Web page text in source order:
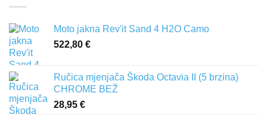
Moto jakna Rev'it Sand 4 H2O Camo
522,80 €
Ručica mjenjača Škoda Octavia II (5 brzina)
CHROME BEŽ
28,95 €